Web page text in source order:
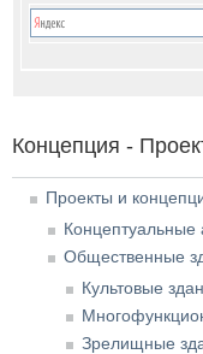
Концепция -
Проекты и
Концептуальные
Общественные
Культовые
Зрелищные